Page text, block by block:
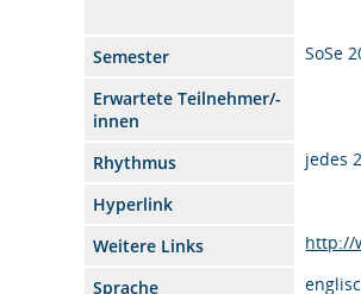
Semester
SoSe
Erwartete Teilnehmer/-
innen
Rhythmus
jedes
Hyperlink
Weitere Links
http://
Sprache